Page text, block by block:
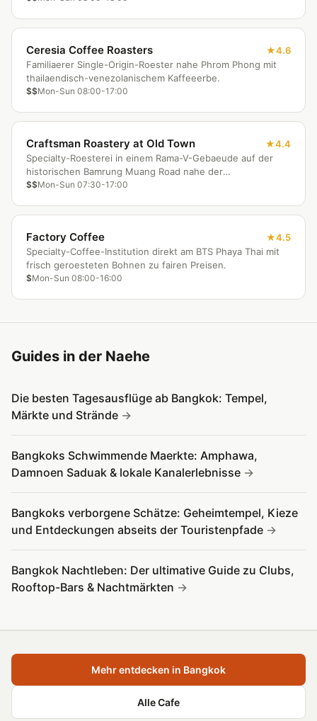
Ceresia Coffee Roasters
4.6
Familiaerer Single-Origin-Roester nahe Phrom Phong mit
thailaendisch-venezolanischem Kaffeeerbe.
$$Mon-Sun 08:00-17:00
Craftsman Roastery at Old Town
4.4
Specialty-Roesterei in einem Rama-V-Gebaeude auf der
historischen Bamrung Muang Road nahe der
Riesenschaukel.
$$Mon-Sun 07:30-17:00
Factory Coffee
4.5
Specialty-Coffee-Institution direkt am BTS Phaya Thai mit
frisch geroesteten Bohnen zu fairen Preisen.
$Mon-Sun 08:00-16:00
Guides in der Naehe
Die besten Tagesausflüge ab Bangkok: Tempel,
Märkte und Strände
Bangkoks Schwimmende Maerkte: Amphawa,
Damnoen Saduak & lokale Kanalerlebnisse
Bangkoks verborgene Schätze: Geheimtempel, Kieze
und Entdeckungen abseits der Touristenpfade
Bangkok Nachtleben: Der ultimative Guide zu Clubs,
Rooftop-Bars & Nachtmärkten
Mehr entdecken in Bangkok
Alle Cafe